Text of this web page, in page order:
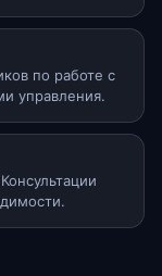
по работе с
управления.